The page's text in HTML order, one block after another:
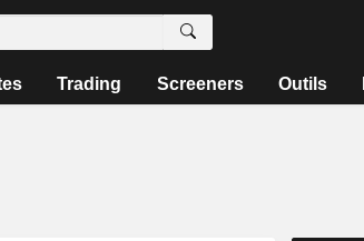
Trading Screeners Outils